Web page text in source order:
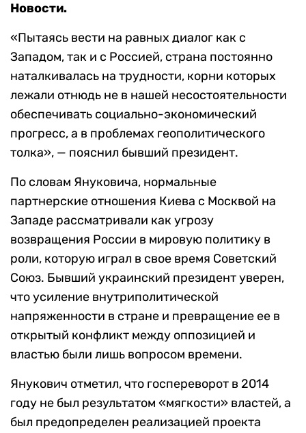
Новости.
«Пытаясь вести на равных диалог как с
Западом, так и с Россией, страна постоянно
наталкивалась на трудности, корни которых
лежали отнюдь не в нашей несостоятельности
обеспечивать социально-экономический
прогресс, а в проблемах геополитического
толка», — пояснил бывший президент.
По словам Януковича, нормальные
партнерские отношения Киева с Москвой на
Западе рассматривали как угрозу
возвращения России в мировую политику в
роли, которую играл в свое время Советский
Союз. Бывший украинский президент уверен,
что усиление внутриполитической
напряженности в стране и превращение ее в
открытый конфликт между оппозицией и
властью были лишь вопросом времени.
Янукович отметил, что госпереворот в 2014
году не был результатом «мягкости» властей, а
был предопределен реализацией проекта